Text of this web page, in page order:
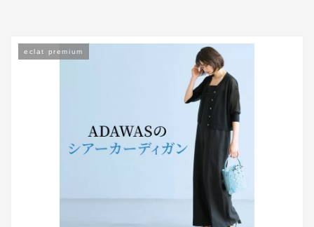
eclat premium